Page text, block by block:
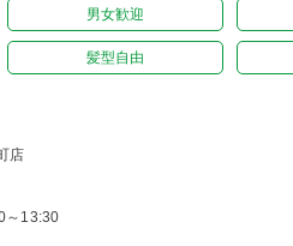
男女歓迎
髪型自由
店
～13:30